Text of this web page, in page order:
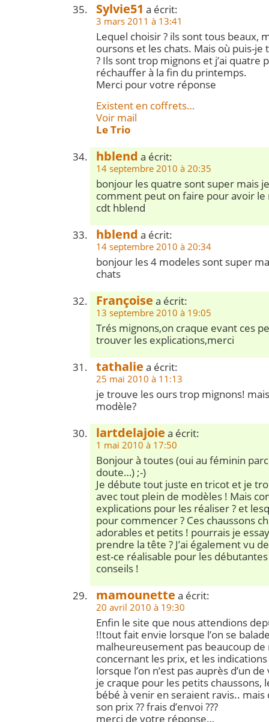
Sylvie51 a écrit:
3 mars 2011 à 13:41
Lequel choisir ? ils sont tous beaux,
oursons et les chats. Mais où puis-
? Ils sont trop mignons et j’ai quatre
réchauffer à la fin du printemps.
Merci pour votre réponse
Existent en coffrets…
Voir mail
Le Trio
hblend a écrit:
14 septembre 2010 à 20:35
bonjour les quatre sont super mais
comment peut on faire pour avoir le
cdt hblend
hblend a écrit:
14 septembre 2010 à 20:34
bonjour les 4 modeles sont super
chats
Françoise a écrit:
13 septembre 2010 à 19:05
Trés mignons,on craque evant ces
trouver les explications,merci
tathalie a écrit:
25 mai 2010 à 11:13
je trouve les ours trop mignons!
modèle?
lartdelajoie a écrit:
1 mai 2010 à 17:50
Bonjour à toutes (oui au féminin
doute…) ;-)
Je débute tout juste en tricot et je
avec tout plein de modèles ! Mais
explications pour les réaliser ? et
pour commencer ? Ces chaussons
adorables et petits ! pourrais je
prendre la tête ? J’ai également vu
est-ce réalisable pour les
conseils !
mamounette a écrit:
20 avril 2010 à 19:30
Enfin le site que nous attendions
!!tout fait envie lorsque l’on se
malheureusement pas beaucoup
concernant les prix, et les
lorsque l’on n’est pas auprès d’un
je craque pour les petits chaussons,
bébé à venir en seraient ravis.. mais
son prix ?? frais d’envoi ???
merci de votre réponse…